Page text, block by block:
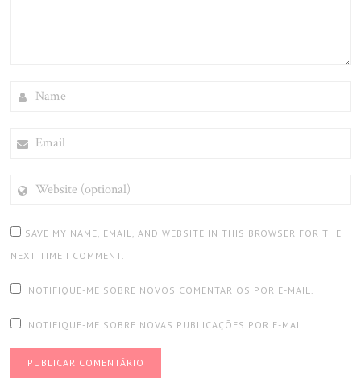
(OPTIONAL)
SAVE MY NAME, EMAIL, AND WEBSITE IN THIS BROWSER FOR THE
NEXT TIME I COMMENT.
NOTIFIQUE-ME SOBRE NOVOS COMENTÁRIOS POR E-MAIL.
NOTIFIQUE-ME SOBRE NOVAS PUBLICAÇÕES POR E-MAIL.